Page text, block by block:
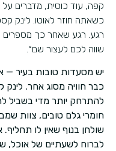
קפה, עוד כוסית, מדברים
כשאתה חוזר לאוטו. לינק
רגע. רגע שאחר כך מספרים
שווה לכם לעצור שם״.
יש מסעדות טובות בעיר —
כבר חוויה מסוג אחר.
להתרחק יותר מדי בשביל
חומרי גלם טובים, צוות
שולחן בנוף שאין לו
לברוח לשעתיים של אוכל,